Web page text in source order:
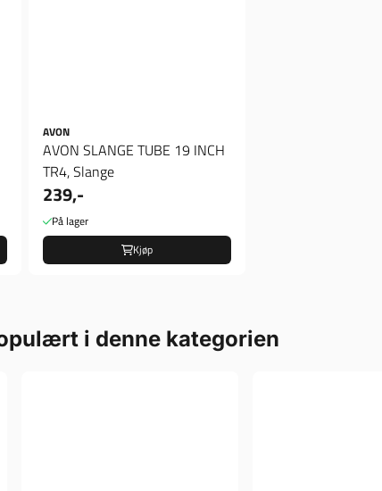
AVON
AVON SLANGE TUBE 19 INCH
TR4, Slange
239,-
På lager
Kjøp
i denne kategorien